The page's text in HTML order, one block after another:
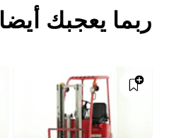
ربما يعجبك أيضا